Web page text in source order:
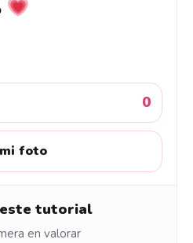
0
foto
tutorial
en valorar